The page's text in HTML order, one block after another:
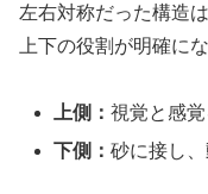
左右対称だった構造は
上下の役割が明確にな
上側：視覚と感
下側：砂に接し